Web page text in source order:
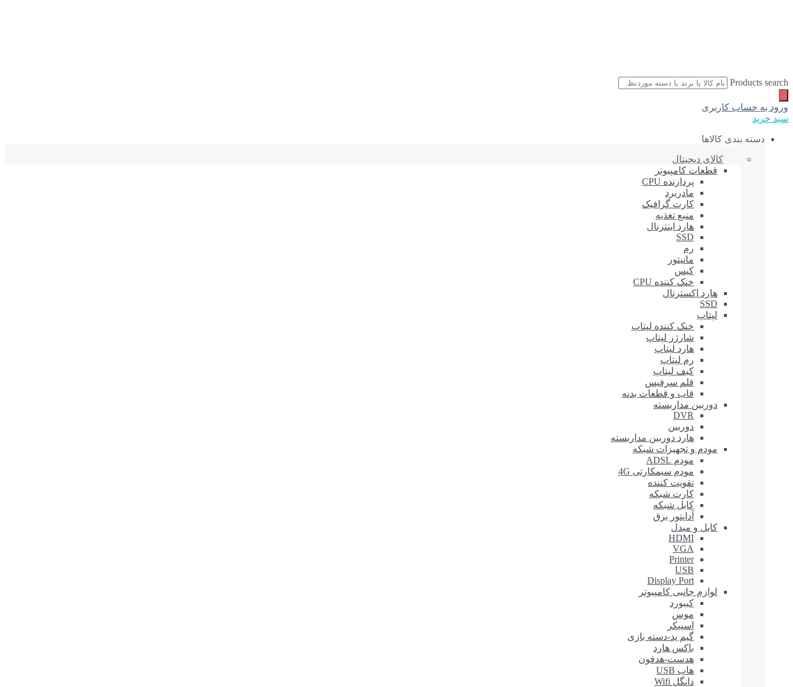
Products search
ورود به حساب کاربری
سبد خرید
دسته بندی کالاها
کالای دیجیتال
قطعات کامپیوتر
پردازنده CPU
مادربرد
کارت گرافیک
منبع تغذیه
هارد اینترنال
SSD
رم
مانیتور
کیس
خنک کننده CPU
هارد اکسترنال
SSD
لپتاپ
خنک کننده لپتاپ
شارژر لپتاپ
هارد لپتاپ
رم لپتاپ
کیف لپتاپ
قلم سرفیس
قاب و قطعات بدنه
دوربین مداربسته
DVR
دوربین
هارد دوربین مداربسته
مودم و تجهیزات شبکه
مودم ADSL
مودم سیمکارتی 4G
تقویت کننده
کارت شبکه
کابل شبکه
آداپتور برق
کابل و مبدل
HDMI
VGA
Printer
USB
Display Port
لوازم جانبی کامپیوتر
کیبورد
موس
اسپیکر
گیم پد-دسته بازی
باکس هارد
هدست-هدفون
هاب USB
دانگل Wifi